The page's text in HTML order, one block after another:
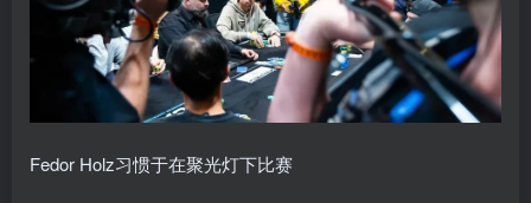
Fedor Holz习惯于在聚光灯下比赛